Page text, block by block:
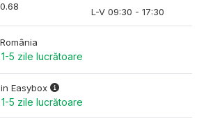
L-V 09:30 - 17:30
5 zile lucrătoare
Easybox
5 zile lucrătoare